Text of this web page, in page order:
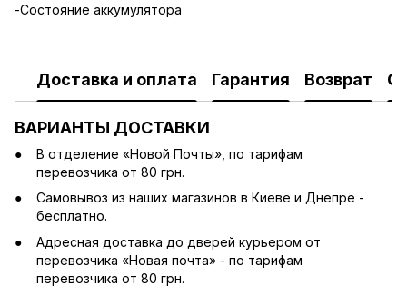
-Состояние аккумулятора
Доставка и оплата Гарантия Возврат
ВАРИАНТЫ ДОСТАВКИ
В отделение «Новой Почты», по тарифам
перевозчика от 80 грн.
Cамовывоз из наших магазинов в Киеве и Днепре -
бесплатно.
Адресная доставка до дверей курьером от
перевозчика «Новая почта» - по тарифам
перевозчика от 80 грн.